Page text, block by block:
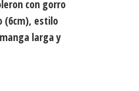
hasta
$7.900
precios:
desde
$3.900
con gorro
(6cm), estilo
larga y